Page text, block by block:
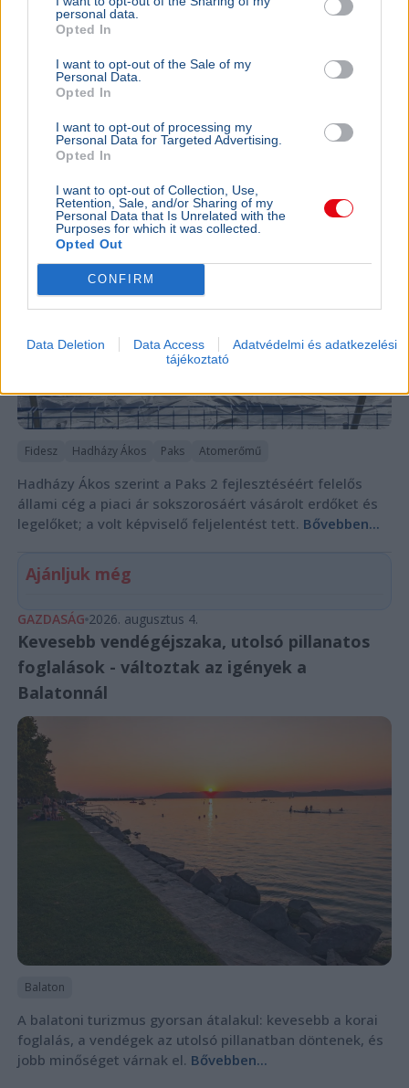
personal data.
Opted In
I want to opt-out of the Sale of my
Personal Data.
Opted In
I want to opt-out of processing my
Personal Data for Targeted Advertising.
Opted In
I want to opt-out of Collection, Use,
Retention, Sale, and/or Sharing of my
Personal Data that Is Unrelated with the
Purposes for which it was collected.
Opted Out
CONFIRM
Data Deletion Data Access
Adatvédelmi és adatkezelési
tájékoztató
nőhet a
cafeteria
Hadházy Ákos: Ősfideszesek százszoros áron
vehettek földet Paks 2 bővítésére
Fidesz Hadházy Ákos Paks Atomerőmű
Hadházy Ákos szerint a Paks 2 fejlesztéséért felelős
állami cég a piaci ár sokszorosáért vásárolt erdőket és
legelőket; a volt képviselő feljelentést tett. Bővebben...
Ajánljuk még
GAZDASÁG 2026. augusztus 4.
Kevesebb vendégéjszaka, utolsó pillanatos
foglalások - változtak az igények a
Balatonnál
Balaton
A balatoni turizmus gyorsan átalakul: kevesebb a korai
foglalás, a vendégek az utolsó pillanatban döntenek, és
jobb minőséget várnak el. Bővebben...